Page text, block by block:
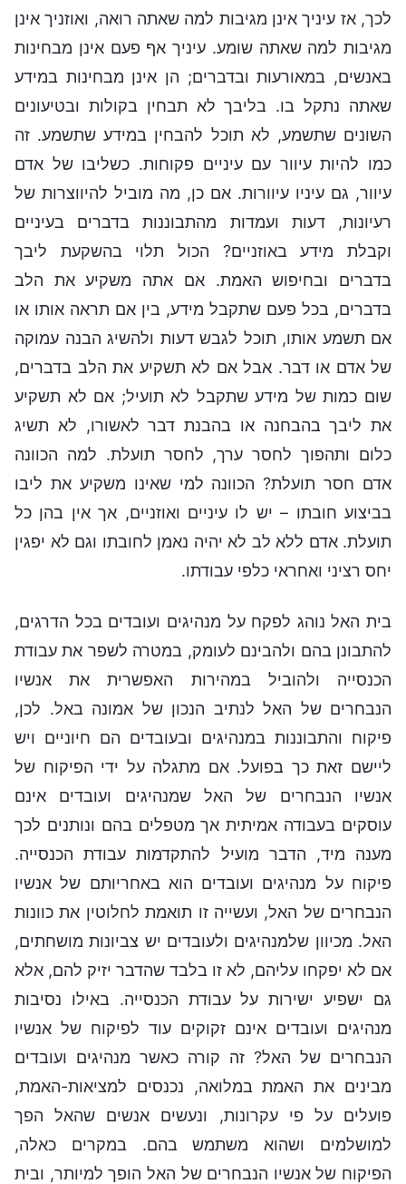
לכך, אז עיניך אינן מגיבות למה שאתה רואה, ואוזניך אינן
מגיבות למה שאתה שומע. עיניך אף פעם אינן מבחינות
באנשים, במאורעות ובדברים; הן אינן מבחינות במידע
שאתה נתקל בו. בליבך לא תבחין בקולות ובטיעונים
השונים שתשמע, לא תוכל להבחין במידע שתשמע. זה
כמו להיות עיוור עם עיניים פקוחות. כשליבו של אדם
עיוור, גם עיניו עיוורות. אם כן, מה מוביל להיווצרות של
רעיונות, דעות ועמדות מהתבוננות בדברים בעיניים
וקבלת מידע באוזניים? הכול תלוי בהשקעת ליבך
בדברים ובחיפוש האמת. אם אתה משקיע את הלב
בדברים, בכל פעם שתקבל מידע, בין אם תראה אותו או
אם תשמע אותו, תוכל לגבש דעות ולהשיג הבנה עמוקה
של אדם או דבר. אבל אם לא תשקיע את הלב בדברים,
שום כמות של מידע שתקבל לא תועיל; אם לא תשקיע
את ליבך בהבחנה או בהבנת דבר לאשורו, לא תשיג
כלום ותהפוך לחסר ערך, לחסר תועלת. למה הכוונה
אדם חסר תועלת? הכוונה למי שאינו משקיע את ליבו
בביצוע חובתו – יש לו עיניים ואוזניים, אך אין בהן כל
תועלת. אדם ללא לב לא יהיה נאמן לחובתו וגם לא יפגין
יחס רציני ואחראי כלפי עבודתו.
בית האל נוהג לפקח על מנהיגים ועובדים בכל הדרגים,
להתבונן בהם ולהבינם לעומק, במטרה לשפר את עבודת
הכנסייה ולהוביל במהירות האפשרית את אנשיו
הנבחרים של האל לנתיב הנכון של אמונה באל. לכן,
פיקוח והתבוננות במנהיגים ובעובדים הם חיוניים ויש
ליישם זאת כך בפועל. אם מתגלה על ידי הפיקוח של
אנשיו הנבחרים של האל שמנהיגים ועובדים אינם
עוסקים בעבודה אמיתית אך מטפלים בהם ונותנים לכך
מענה מיד, הדבר מועיל להתקדמות עבודת הכנסייה.
פיקוח על מנהיגים ועובדים הוא באחריותם של אנשיו
הנבחרים של האל, ועשייה זו תואמת לחלוטין את כוונות
האל. מכיוון שלמנהיגים ולעובדים יש צביונות מושחתים,
אם לא יפקחו עליהם, לא זו בלבד שהדבר יזיק להם, אלא
גם ישפיע ישירות על עבודת הכנסייה. באילו נסיבות
מנהיגים ועובדים אינם זקוקים עוד לפיקוח של אנשיו
הנבחרים של האל? זה קורה כאשר מנהיגים ועובדים
מבינים את האמת במלואה, נכנסים למציאות-האמת,
פועלים על פי עקרונות, ונעשים אנשים שהאל הפך
למושלמים ושהוא משתמש בהם. במקרים כאלה,
הפיקוח של אנשיו הנבחרים של האל הופך למיותר, ובית